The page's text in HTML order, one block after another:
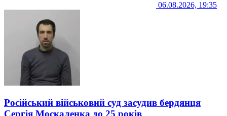
06.08.2026, 19:35
Російський військовий суд засудив бердянця
Сергія Москаленка до 25 років